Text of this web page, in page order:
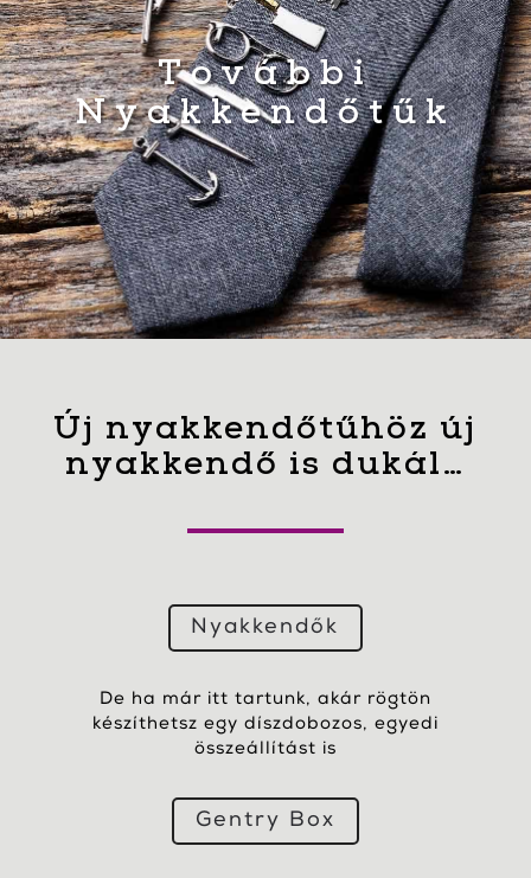
További
Nyakkendőtűk
Új nyakkendőtűhöz új
nyakkendő is dukál…
Nyakkendők
De ha már itt tartunk, akár rögtön
készíthetsz egy díszdobozos, egyedi
összeállítást is
Gentry Box